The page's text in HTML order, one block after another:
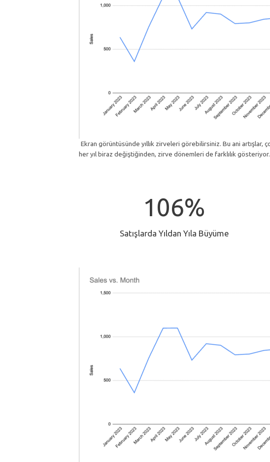
Ekran görüntüsünde yıllık zirveleri görebilirsiniz. Bu ani
her yıl biraz değiştiğinden, zirve dönemleri de farklılık
106%
Satışlarda Yıldan Yıla Büyüme